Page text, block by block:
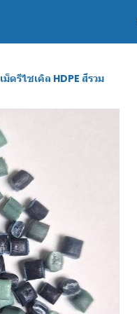
เม็ดรีไซเคิล HDPE สีรวม